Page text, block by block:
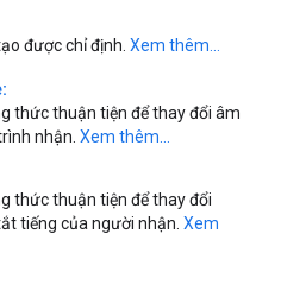
được chỉ định. Xem thêm...
thức thuận tiện để thay đổi âm
nhận. Xem thêm...
thức thuận tiện để thay đổi
tiếng của người nhận. Xem